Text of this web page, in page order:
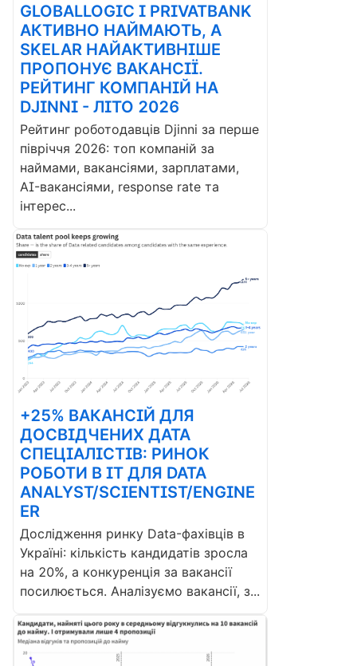
GLOBALLOGIC І PRIVATBANK
АКТИВНО НАЙМАЮТЬ, А
SKELAR НАЙАКТИВНІШЕ
ПРОПОНУЄ ВАКАНСІЇ.
РЕЙТИНГ КОМПАНІЙ НА
DJINNI - ЛІТО 2026
Рейтинг роботодавців Djinni за перше
півріччя 2026: топ компаній за
наймами, вакансіями, зарплатами,
AI-вакансіями, response rate та
інтерес...
+25% ВАКАНСІЙ ДЛЯ
ДОСВІДЧЕНИХ ДАТА
СПЕЦІАЛІСТІВ: РИНОК
РОБОТИ В ІТ ДЛЯ DATA
ANALYST/SCIENTIST/ENGINE
ER
Дослідження ринку Data-фахівців в
Україні: кількість кандидатів зросла
на 20%, а конкуренція за вакансії
посилюється. Аналізуємо вакансії, з...